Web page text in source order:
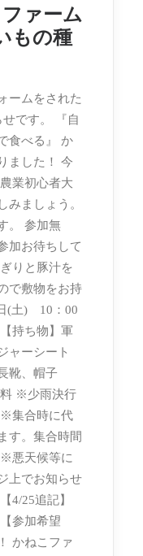
ァーム
もの種
ームをされた
です。 『自
食べる』 か
ました！ 今
業初心者大
みましょう。
。 参加無
加お待ちして
りと豚汁を
で敷物をお持
(土) 10：00
持ち物】軍
ャーシート
靴、帽子
料 ※少雨決行
※集合時に代
す。集合時間
悪天候等に
上でお知らせ
4/25追記】
参加希望
かねこファ